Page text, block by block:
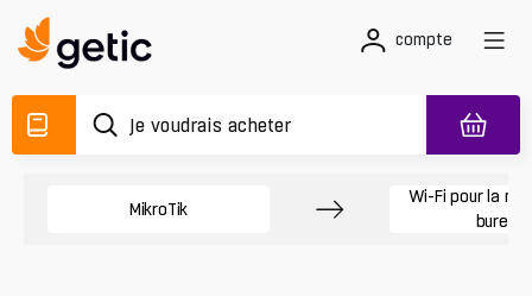
compte
MikroTik
Wi-Fi pour la
bureau